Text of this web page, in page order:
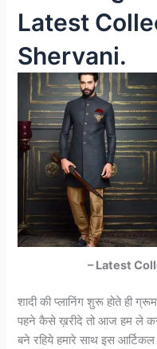
Latest
Shervani.
– Latest
शादी की प्लानिंग शुरू होते ही
पहने कैसे ख़रीदे तो आज हम ले
बने रहिये हमारे साथ इस